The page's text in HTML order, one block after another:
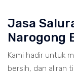
Jasa
Narogong
Kami hadir untuk
bersih, dan aliran